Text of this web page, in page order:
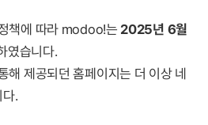
책에 따라 modoo!는 2025년 6월
였습니다.
해 제공되던 홈페이지는 더 이상 네
다.